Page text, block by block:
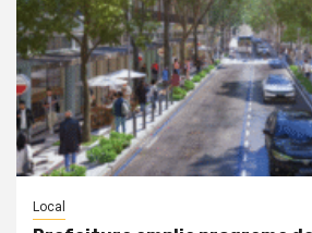
Local